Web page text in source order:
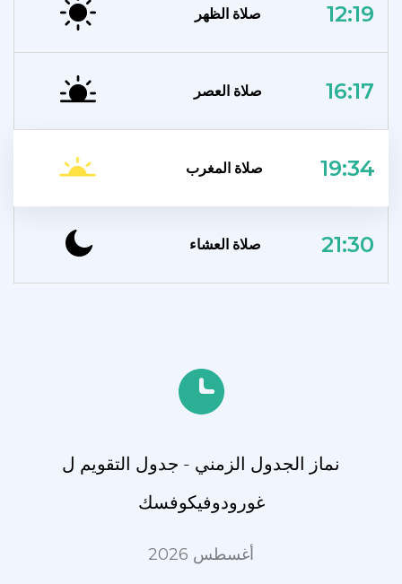
صلاة الظهر 12:19
صلاة العصر 16:17
صلاة المغرب 19:34
صلاة العشاء 21:30
نماز الجدول الزمني - جدول التقويم ل
غورودوفيكوفسك
أغسطس 2026